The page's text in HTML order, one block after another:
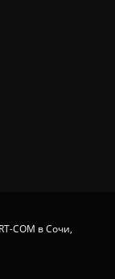
COM в Сочи,